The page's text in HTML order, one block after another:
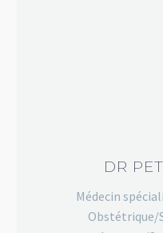
DR
Médecin
Obstétrique/